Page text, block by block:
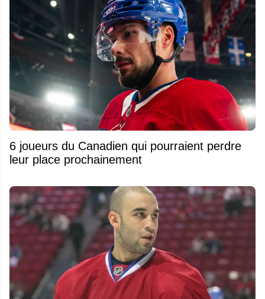
6 joueurs du Canadien qui pourraient perdre
leur place prochainement